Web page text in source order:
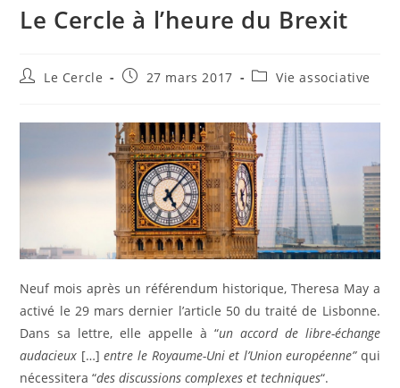
Le Cercle à l’heure du Brexit
Auteur/autrice
publication :
Le Cercle
Publication
27 mars 2017
PostVie associative
Neuf mois après un référendum historique, Theresa May a
activé le 29 mars dernier l’article 50 du traité de Lisbonne.
Dans sa lettre, elle appelle à “un accord de libre-échange
audacieux […]entre le Royaume-Uni et l’Union européenne” qui
nécessitera “des discussions complexes et techniques“.